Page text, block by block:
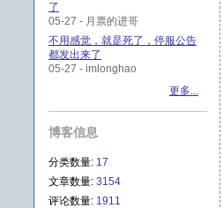
了
05-27 - 月票的进哥
不用感觉，就是死了，停服公告
都发出来了
05-27 - imlonghao
更多...
博客信息
分类数量: 17
文章数量: 3154
评论数量: 1911